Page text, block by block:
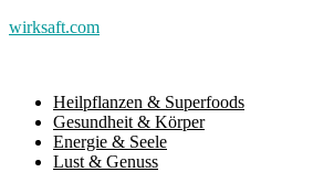
wirksaft.com
Heilpflanzen & Superfoods
Gesundheit & Körper
Energie & Seele
Lust & Genuss